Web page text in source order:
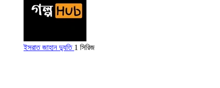
ইসরাত জাহান দ্যুতি 1 সিরিজ